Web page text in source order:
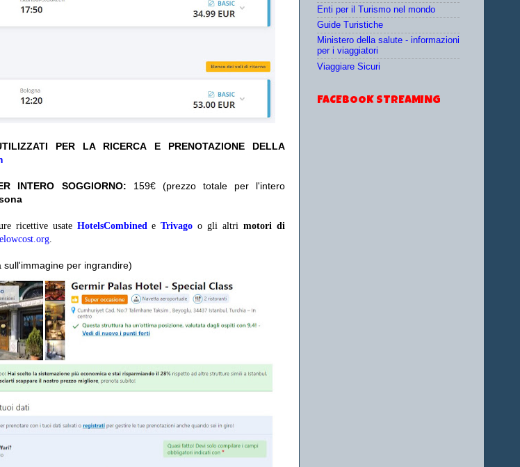
PER LA RICERCA E PRENOTAZIONE DELLA
INTERO SOGGIORNO: 159€ (prezzo totale per l'intero
ricettive usate HotelsCombinedeTrivago o gli altrimotori di
.
sull'immagine per ingrandire)
Enti per il Turismo nel mondo
Guide Turistiche
Ministero della salute - informazioni
per i viaggiatori
Viaggiare Sicuri
FACEBOOK STREAMING